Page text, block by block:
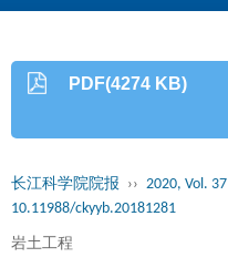
PDF(4274 KB)
长江科学院院报 ›› 2020, Vol. 37
10.11988/ckyyb.20181281
岩土工程